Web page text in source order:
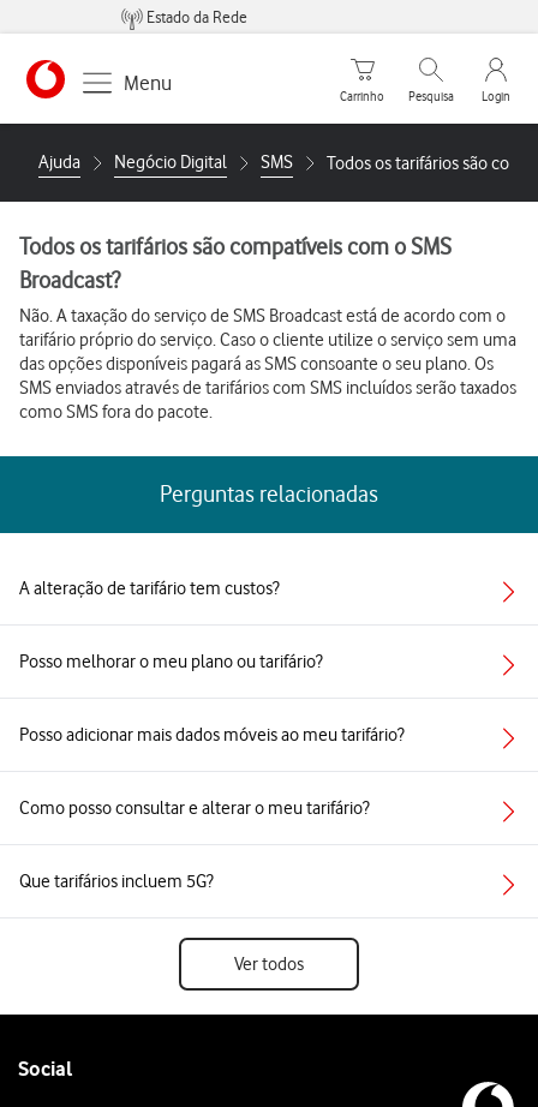
Estado da Rede
Menu
Carrinho de compras
Carrinho
Pesquisar
Pesquisa
My
Login
Ajuda Negócio Digital SMS Todos os tarifários são
Todos os tarifários são compatíveis com o SMS
Broadcast?
Não. A taxação do serviço de SMS Broadcast está de acordo com o
tarifário próprio do serviço. Caso o cliente utilize o serviço sem uma
das opções disponíveis pagará as SMS consoante o seu plano. Os
SMS enviados através de tarifários com SMS incluídos serão taxados
como SMS fora do pacote.
Perguntas relacionadas
A alteração de tarifário tem custos?
Posso melhorar o meu plano ou tarifário?
Posso adicionar mais dados móveis ao meu tarifário?
Como posso consultar e alterar o meu tarifário?
Que tarifários incluem 5G?
Ver todos
Follow
Social